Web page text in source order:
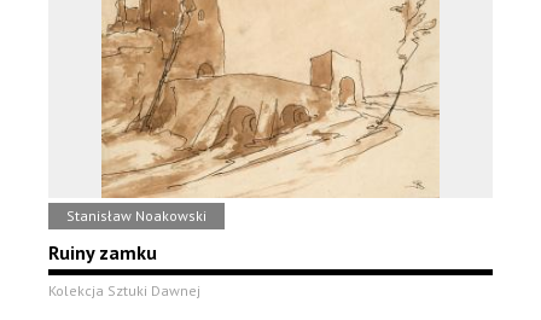
Stanisław Noakowski
Ruiny zamku
Kolekcja Sztuki Dawnej